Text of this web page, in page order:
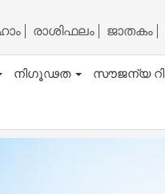
രാശിഫലം ജാതകം
നിഗൂഢത സൗജന്യ